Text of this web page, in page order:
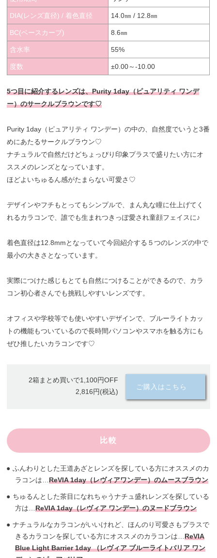
DIA(レンズ直径) / 着色直径 14.0㎜ / 12.8㎜
BC(ベースカーブ) 8.6㎜
含水率 55%
度数 ±0.00～-10.00
5つ目に紹介するレンズは、Purity 1day（ピュアリティ ワンデ
ー）のサークルブラウンです♡
Purity 1day（ピュアリティ ワンデー）の中の、自然度でいうと3番
めにあたるサークルブラウン♡
ナチュラルで自然だけどちょっぴり印象プラスで盛りたい方にオ
ススメのレンズとなっています。
ほどよいちゅるん感がたまらない可愛さ♡
デザインやフチもとってもシンプルで、まん丸な瞳に仕上げてく
れるカラコンで、誰でも生まれつきっぽ愛され童顔フェイスに♪
着色直径は12.8mmとなっていて今回紹介する５つのレンズの中で
最小の大きさとなっています。
実際につけた感じもとても自然につけることができるので、カラ
コン初心者さんでも挑戦しやすいレンズです。
オフィスや学校等でも使いやすいデザインで、ブルーライトカッ
トの機能もついているので長時間パソコンやスマホを触る方にも
ぜひ推したいカラコンです♡
2箱まとめ買いで1,100円OFF
2,816円(税込)
ご購入はこちら
比較
ふんわりとした王道あざとレンズを探している方にオススメのカ
ラコンは…ReVIA 1day（レヴィアワンデー）のムースブラウン
ちゅるんとした茶目になれちゃうナチュ盛れレンズを探している
方は…ReVIA 1day（レヴィア ワンデー）のヌードブラウン
ナチュラルなカラコンがいいけれど、ほんのり可愛さもプラスで
きるカラコンを探している方にオススメのカラコンは…ReVIA
Blue Light Barrier 1day （レヴィア ブルーライトバリア ワン